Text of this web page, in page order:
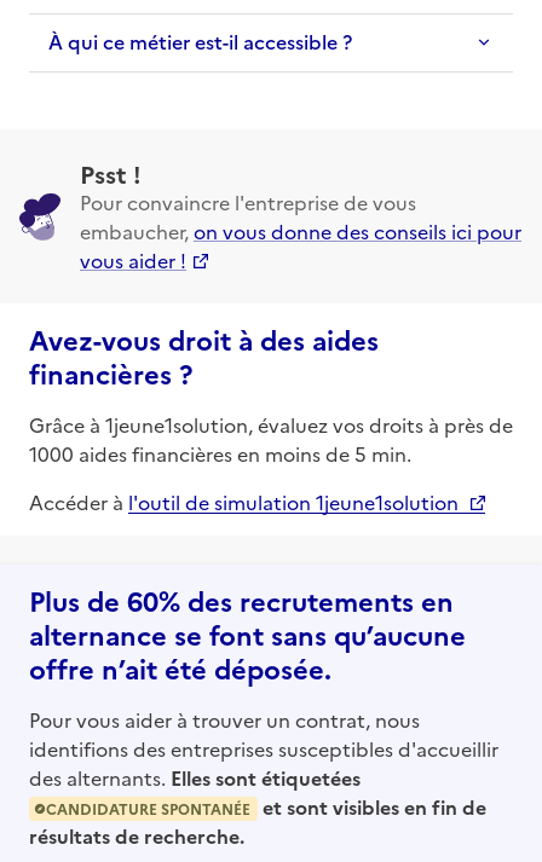
À qui ce métier est-il accessible ?
Psst !
Pour convaincre l'entreprise de vous
embaucher,on vous donne des conseils ici pour
vous aider !
Avez-vous droit à des aides
financières ?
Grâce à 1jeune1solution, évaluez vos droits à près de
1000 aides financières en moins de 5 min.
Accéder à l'outil de simulation 1jeune1solution
Plus de 60% des recrutements en
alternance se font sans qu’aucune
offre n’ait été déposée.
Pour vous aider à trouver un contrat, nous
identifions des entreprises susceptibles d'accueillir
des alternants. Elles sont étiquetées
CANDIDATURE SPONTANÉE
et sont visibles en fin de
résultats de recherche.